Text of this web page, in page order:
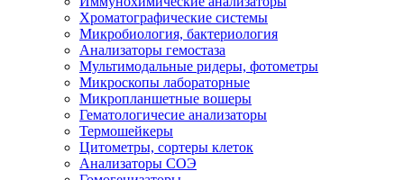
Хроматографические системы
Микробиология, бактериология
Анализаторы гемостаза
Мультимодальные ридеры, фотометры
Микроскопы лабораторные
Микропланшетные вошеры
Гематологичесие анализаторы
Термошейкеры
Цитометры, сортеры клеток
Анализаторы СОЭ